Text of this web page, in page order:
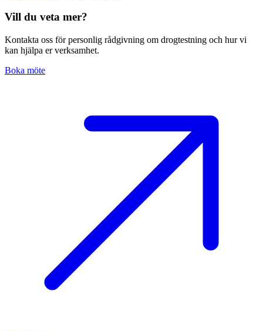
Vill du veta mer?
Kontakta oss för personlig rådgivning om drogtestning och hur vi
kan hjälpa er verksamhet.
Boka möte